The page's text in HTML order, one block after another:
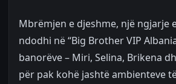
Mbrëmjen e djeshme, një ngjarje
ndodhi në “Big Brother VIP
banorëve – Miri, Selina, Brikena
për pak kohë jashtë ambienteve